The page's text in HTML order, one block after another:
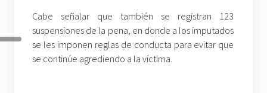
Cabe señalar que también se registran 123
suspensiones de la pena, en donde a los imputados
se les imponen reglas de conducta para evitar que
se continúe agrediendo a la víctima.